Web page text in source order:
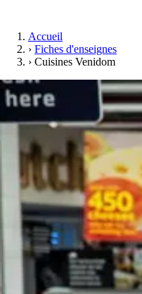
Accueil
› Fiches d'enseignes
› Cuisines Venidom